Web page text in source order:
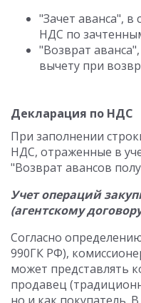
"Зачет аванса", в
НДС по
"Возврат
вычету при
Декларация по НДС
При заполнении
НДС, отраженные в
"Возврат авансов
Учет операций
(агентскому
Согласно
990ГК РФ),
может представлять
продавец